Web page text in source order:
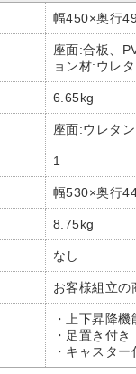
幅450×奥行
座面:合板、
ョン材:ウレ
6.65kg
座面:ウレタ
1
幅530×奥行
8.75kg
なし
お客様組立の
・上下昇降
・足置き付き
・キャスター